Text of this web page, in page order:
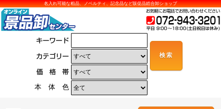
名入れ可能な粗品、ノベルティ、記念品など販促品総合卸ショップ
本 体 色